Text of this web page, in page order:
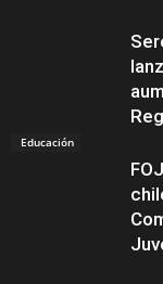
Educación